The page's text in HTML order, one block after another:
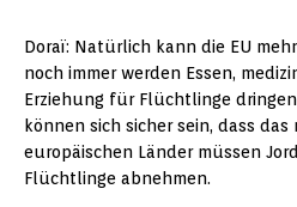
Doraï: Natürlich kann die EU
noch immer werden Essen,
Erziehung für Flüchtlinge
können sich sicher sein, dass
europäischen Länder müssen
Flüchtlinge abnehmen.